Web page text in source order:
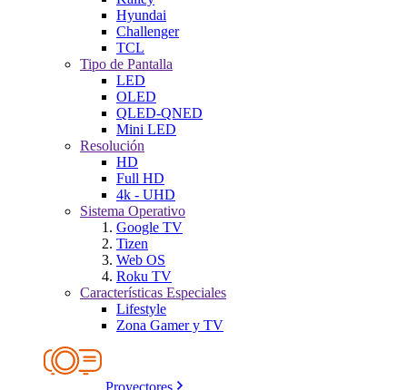
Hyundai
Challenger
TCL
Tipo de Pantalla
LED
OLED
QLED-QNED
Mini LED
Resolución
HD
Full HD
4k - UHD
Sistema Operativo
Google TV
Tizen
Web OS
Roku TV
Características Especiales
Lifestyle
Zona Gamer y TV
Proyectores